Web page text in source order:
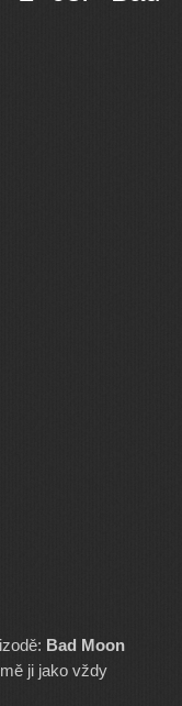
Bad Moon
ji jako vždy